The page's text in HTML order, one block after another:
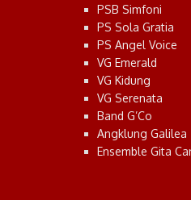
PSB Simfoni
PS Sola Gratia
PS Angel Voice
VG Emerald
VG Kidung
VG Serenata
Band G’Co
Angklung Galilea
Ensemble Gita